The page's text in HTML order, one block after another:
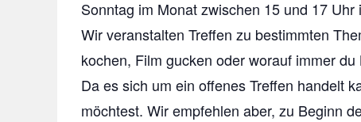
Sonntag im Monat zwischen 15 und 17 Uhr
Wir veranstalten Treffen zu bestimmten
kochen, Film gucken oder worauf immer du
Da es sich um ein offenes Treffen handelt
möchtest. Wir empfehlen aber, zu Beginn